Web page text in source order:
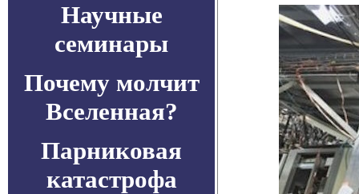
Научные
семинары
Почему молчит
Вселенная?
Парниковая
катастрофа